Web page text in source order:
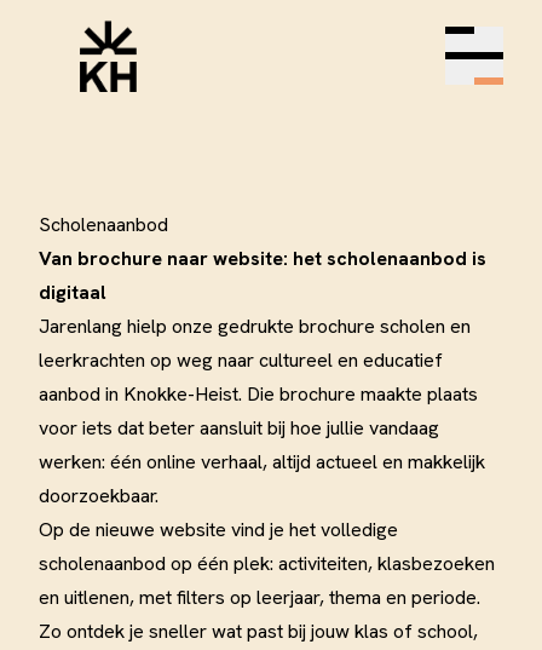
Open
Scholenaanbod
Van brochure naar website: het scholenaanbod is
digitaal
Jarenlang hielp onze gedrukte brochure scholen en
leerkrachten op weg naar cultureel en educatief
aanbod in Knokke-Heist. Die brochure maakte plaats
voor iets dat beter aansluit bij hoe jullie vandaag
werken: één online verhaal, altijd actueel en makkelijk
doorzoekbaar.
Op de nieuwe website vind je het volledige
scholenaanbod op één plek: activiteiten, klasbezoeken
en uitlenen, met filters op leerjaar, thema en periode.
Zo ontdek je sneller wat past bij jouw klas of school,